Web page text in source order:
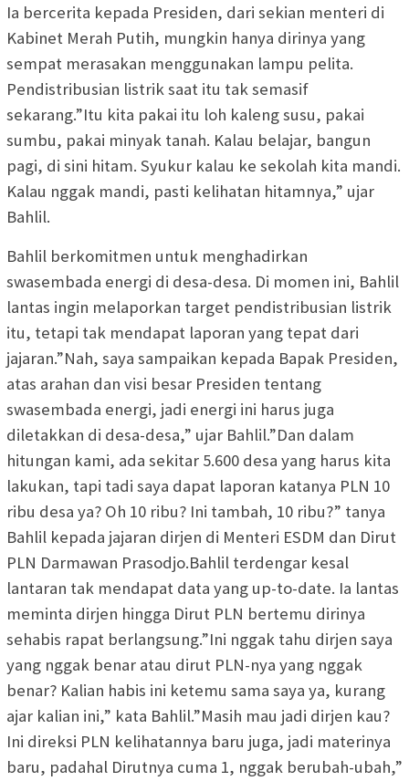
Ia bercerita kepada Presiden, dari sekian menteri di
Kabinet Merah Putih, mungkin hanya dirinya yang
sempat merasakan menggunakan lampu pelita.
Pendistribusian listrik saat itu tak semasif
sekarang.”Itu kita pakai itu loh kaleng susu, pakai
sumbu, pakai minyak tanah. Kalau belajar, bangun
pagi, di sini hitam. Syukur kalau ke sekolah kita mandi.
Kalau nggak mandi, pasti kelihatan hitamnya,” ujar
Bahlil.
Bahlil berkomitmen untuk menghadirkan
swasembada energi di desa-desa. Di momen ini, Bahlil
lantas ingin melaporkan target pendistribusian listrik
itu, tetapi tak mendapat laporan yang tepat dari
jajaran.”Nah, saya sampaikan kepada Bapak Presiden,
atas arahan dan visi besar Presiden tentang
swasembada energi, jadi energi ini harus juga
diletakkan di desa-desa,” ujar Bahlil.”Dan dalam
hitungan kami, ada sekitar 5.600 desa yang harus kita
lakukan, tapi tadi saya dapat laporan katanya PLN 10
ribu desa ya? Oh 10 ribu? Ini tambah, 10 ribu?” tanya
Bahlil kepada jajaran dirjen di Menteri ESDM dan Dirut
PLN Darmawan Prasodjo.Bahlil terdengar kesal
lantaran tak mendapat data yang up-to-date. Ia lantas
meminta dirjen hingga Dirut PLN bertemu dirinya
sehabis rapat berlangsung.”Ini nggak tahu dirjen saya
yang nggak benar atau dirut PLN-nya yang nggak
benar? Kalian habis ini ketemu sama saya ya, kurang
ajar kalian ini,” kata Bahlil.”Masih mau jadi dirjen kau?
Ini direksi PLN kelihatannya baru juga, jadi materinya
baru, padahal Dirutnya cuma 1, nggak berubah-ubah,”